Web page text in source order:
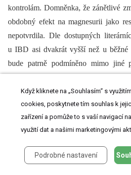
kontrolám. Domněnka, že zánětlivé
obdobný efekt na magnesurii jako
nepotvrdila. Dle dostupných
u IBD asi dvakrát vyšší než u
bude patrně podmíněno mimo jiné
litogeneze je kalciurie, která se ale v
významně nelišila.
Vzhledem k výsledkům práce
profitovat ze suplementace Mg
Když kliknete na „Souhlasím“ s
cookies, poskytnete tím souhlas k
zařízení a pomůže to s vaší navigací
využití dat a našimi marketingovými
Podrobné nastavení